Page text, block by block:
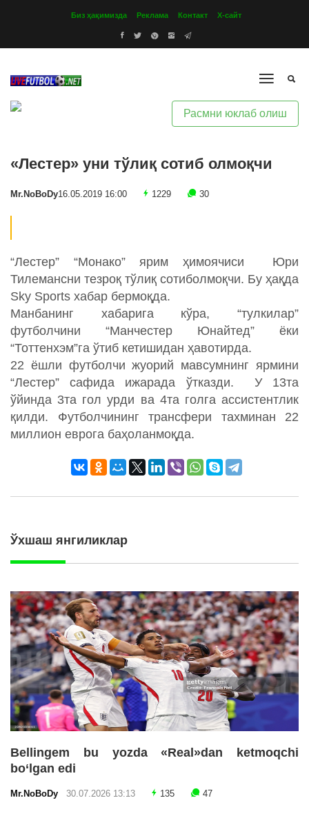
Биз ҳақимизда Реклама Контакт Х-сайт
Расмни юклаб олиш
«Лестер» уни тўлиқ сотиб олмоқчи
Mr.NoBoDy16.05.2019 16:00 1229 30
“Лестер” “Монако” ярим ҳимоячиси Юри
Тилемансни тезроқ тўлиқ сотиболмоқчи. Бу ҳақда
Sky Sports хабар бермоқда.
Манбанинг хабарига кўра, “тулкилар”
футболчини “Манчестер Юнайтед” ёки
“Тоттенхэм”га ўтиб кетишидан ҳавотирда.
22 ёшли футболчи жуорий мавсумнинг ярмини
“Лестер” сафида ижарада ўтказди. У 13та
ўйинда 3та гол урди ва 4та голга ассистентлик
қилди. Футболчининг трансфери тахминан 22
миллион еврога баҳоланмоқда.
Ўхшаш янгиликлар
Bellingem bu yozda «Real»dan ketmoqchi
bo‘lgan edi
Mr.NoBoDy 30.07.2026 13:13 135 47